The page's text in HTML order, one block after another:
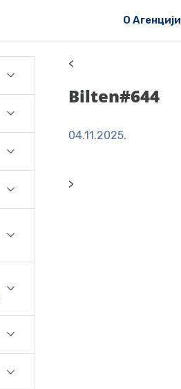
О Агенцији
<
Bilten#644
04.11.2025.
>